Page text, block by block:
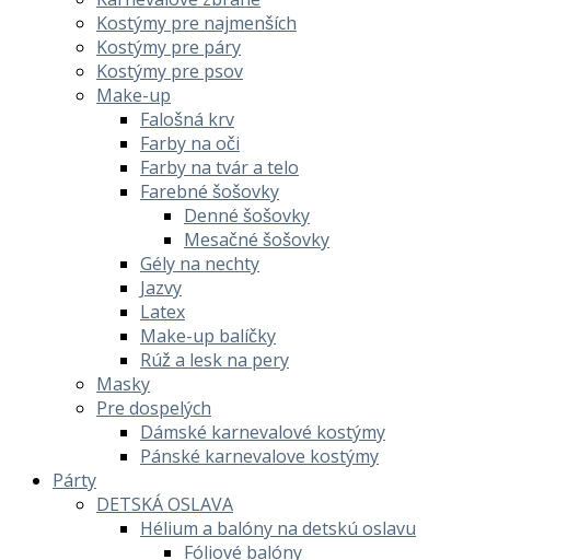
Kostýmy pre najmenších
Kostýmy pre páry
Kostýmy pre psov
Make-up
Falošná krv
Farby na oči
Farby na tvár a telo
Farebné šošovky
Denné šošovky
Mesačné šošovky
Gély na nechty
Jazvy
Latex
Make-up balíčky
Rúž a lesk na pery
Masky
Pre dospelých
Dámské karnevalové kostýmy
Pánské karnevalove kostýmy
Párty
DETSKÁ OSLAVA
Hélium a balóny na detskú oslavu
Fóliové balóny